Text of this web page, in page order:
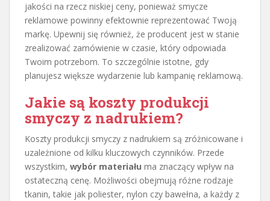
jakości na rzecz niskiej ceny, ponieważ smycze
reklamowe powinny efektownie reprezentować Twoją
markę. Upewnij się również, że producent jest w stanie
zrealizować zamówienie w czasie, który odpowiada
Twoim potrzebom. To szczególnie istotne, gdy
planujesz większe wydarzenie lub kampanię reklamową.
Jakie są koszty produkcji
smyczy z nadrukiem?
Koszty produkcji smyczy z nadrukiem są zróżnicowane i
uzależnione od kilku kluczowych czynników. Przede
wszystkim, wybór materiału ma znaczący wpływ na
ostateczną cenę. Możliwości obejmują różne rodzaje
tkanin, takie jak poliester, nylon czy bawełna, a każdy z